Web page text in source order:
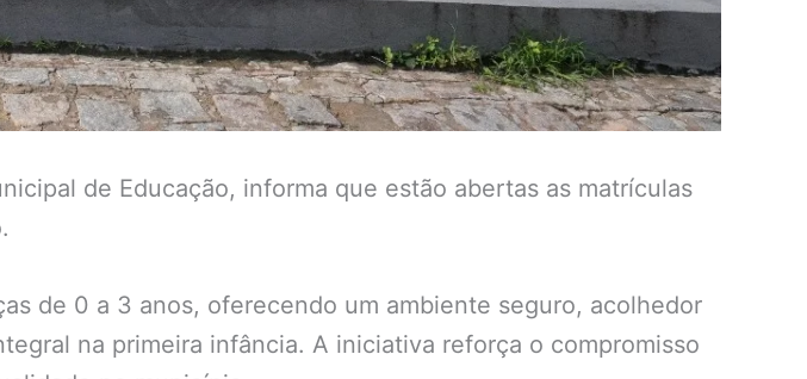
de Educação, informa que estão abertas as matrículas
de 0 a 3 anos, oferecendo um ambiente seguro, acolhedor
na primeira infância. A iniciativa reforça o compromisso